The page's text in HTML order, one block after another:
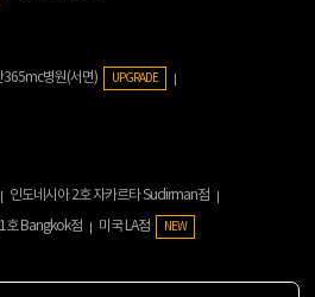
365mc병원(서면) UPGRADE
인도네시아 2호 자카르타 Sudirman점
호 Bangkok점 미국 LA점 NEW